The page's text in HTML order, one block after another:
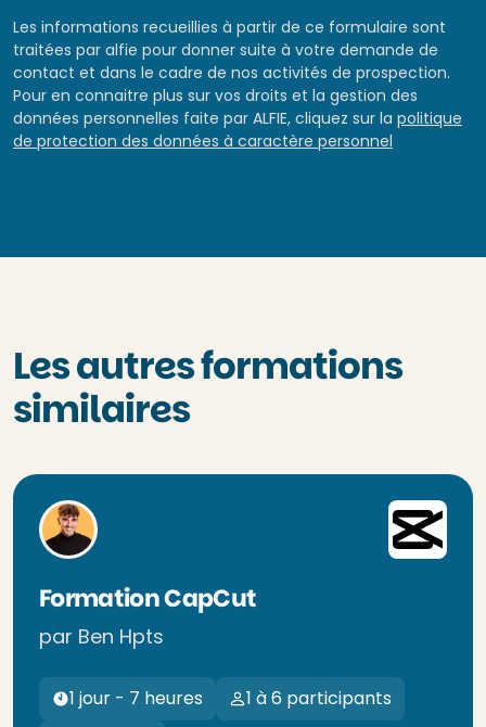
Les informations recueillies à partir de ce formulaire sont
traitées par alfie pour donner suite à votre demande de
contact et dans le cadre de nos activités de prospection.
Pour en connaitre plus sur vos droits et la gestion des
données personnelles faite par ALFIE, cliquez sur la politique
de protection des données à caractère personnel
Les autres formations
similaires
Formation CapCut
par Ben Hpts
1 jour - 7 heures
1 à 6 participants